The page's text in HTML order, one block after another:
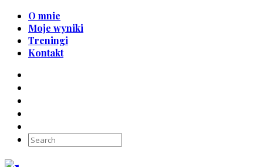
O mnie
Moje wyniki
Treningi
Kontakt